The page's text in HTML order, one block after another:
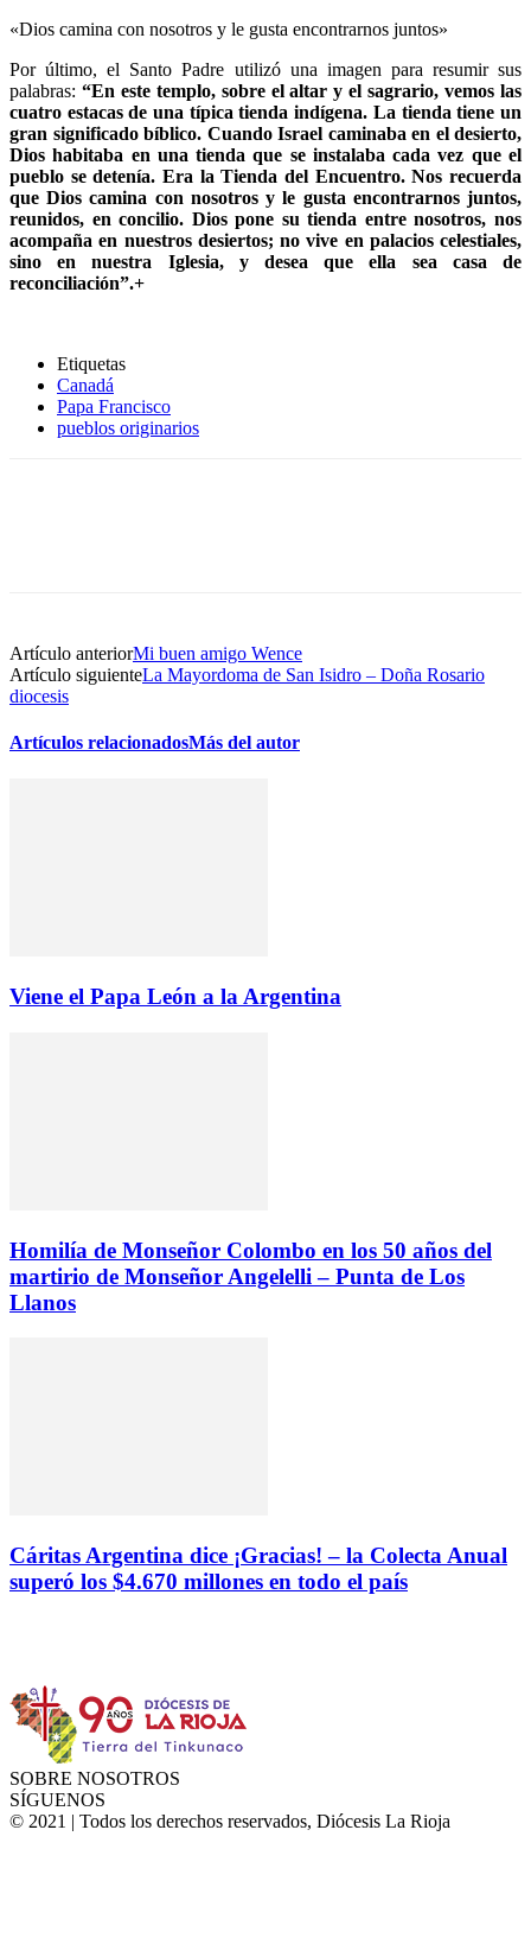
«Dios camina con nosotros y le gusta encontrarnos juntos»
Por último, el Santo Padre utilizó una imagen para resumir sus
palabras: “En este templo, sobre el altar y el sagrario, vemos las
cuatro estacas de una típica tienda indígena. La tienda tiene un
gran significado bíblico. Cuando Israel caminaba en el desierto,
Dios habitaba en una tienda que se instalaba cada vez que el
pueblo se detenía. Era la Tienda del Encuentro. Nos recuerda
que Dios camina con nosotros y le gusta encontrarnos juntos,
reunidos, en concilio. Dios pone su tienda entre nosotros, nos
acompaña en nuestros desiertos; no vive en palacios celestiales,
sino en nuestra Iglesia, y desea que ella sea casa de
reconciliación”.+
Etiquetas
Canadá
Papa Francisco
pueblos originarios
Artículo anteriorMi buen amigo Wence
Artículo siguienteLa Mayordoma de San Isidro – Doña Rosario
diocesis
Artículos relacionadosMás del autor
Viene el Papa León a la Argentina
Homilía de Monseñor Colombo en los 50 años del
martirio de Monseñor Angelelli – Punta de Los
Llanos
Cáritas Argentina dice ¡Gracias! – la Colecta Anual
superó los $4.670 millones en todo el país
SOBRE NOSOTROS
SÍGUENOS
© 2021 | Todos los derechos reservados, Diócesis La Rioja